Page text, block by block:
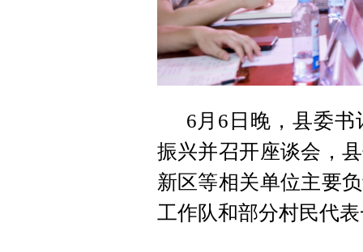
6月6日晚，县委
振兴并召开座谈会，
新区等相关单位主要
工作队和部分村民代